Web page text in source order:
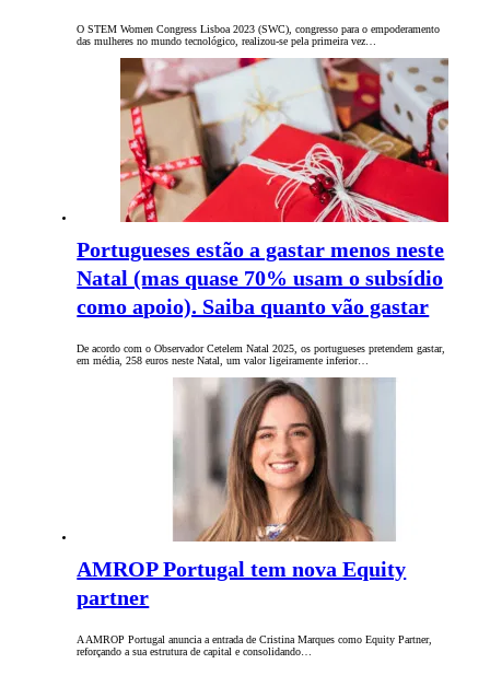
O STEM Women Congress Lisboa 2023 (SWC), congresso para o empoderamento
das mulheres no mundo tecnológico, realizou-se pela primeira vez…
Portugueses estão a gastar menos neste
Natal (mas quase 70% usam o subsídio
como apoio). Saiba quanto vão gastar
De acordo com o Observador Cetelem Natal 2025, os portugueses pretendem gastar,
em média, 258 euros neste Natal, um valor ligeiramente inferior…
AMROP Portugal tem nova Equity
partner
A AMROP Portugal anuncia a entrada de Cristina Marques como Equity Partner,
reforçando a sua estrutura de capital e consolidando…